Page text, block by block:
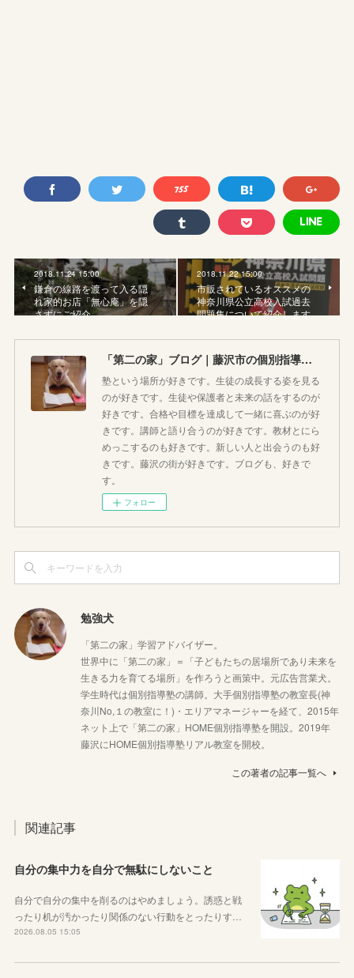
2018.11.24 15:00
鎌倉の線路を渡って入る隠
れ家的お店「無心庵」を隠
さずにご紹介
2018.11.22 15:00
市販されているオススメの
神奈川県公立高校入試過去
問題集について紹介します
「第二の家」ブログ｜藤沢市の個別指導塾のお話
塾という場所が好きです。生徒の成長する姿を見る
のが好きです。生徒や保護者と未来の話をするのが
好きです。合格や目標を達成して一緒に喜ぶのが好
きです。講師と語り合うのが好きです。教材とにら
めっこするのも好きです。新しい人と出会うのも好
きです。藤沢の街が好きです。ブログも、好きで
す。
フォロー
勉強犬
「第二の家」学習アドバイザー。
世界中に「第二の家」＝「子どもたちの居場所であり未来を
生きる力を育てる場所」を作ろうと画策中。元広告営業犬。
学生時代は個別指導塾の講師。大手個別指導塾の教室長(神
奈川No,１の教室に！)・エリアマネージャーを経て、2015年
ネット上で「第二の家」HOME個別指導塾を開設。2019年
藤沢にHOME個別指導塾リアル教室を開校。
この著者の記事一覧へ
関連記事
自分の集中力を自分で無駄にしないこと
自分で自分の集中を削るのはやめましょう。誘惑と戦
ったり机が汚かったり関係のない行動をとったりす…
2026.08.05 15:05